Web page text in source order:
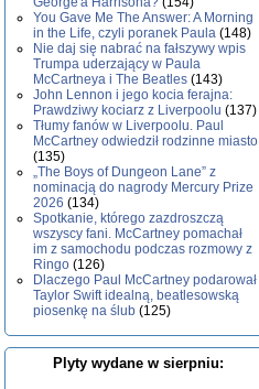
You Gave Me The Answer: A Morning
in the Life, czyli poranek Paula (148)
Nie daj się nabrać na fałszywy wpis
Trumpa uderzający w Paula
McCartneya i The Beatles (143)
John Lennon i jego kocia ferajna:
Prawdziwy kociarz z Liverpoolu (137)
Tłumy fanów w Liverpoolu. Paul
McCartney odwiedził rodzinne miasto
(135)
„The Boys of Dungeon Lane” z
nominacją do nagrody Mercury Prize
2026 (134)
Spotkanie, którego zazdroszczą
wszyscy fani. McCartney pomachał
im z samochodu podczas rozmowy z
Ringo (126)
Dlaczego Paul McCartney podarował
Taylor Swift idealną, beatlesowską
piosenkę na ślub (125)
Plyty wydane w sierpniu: